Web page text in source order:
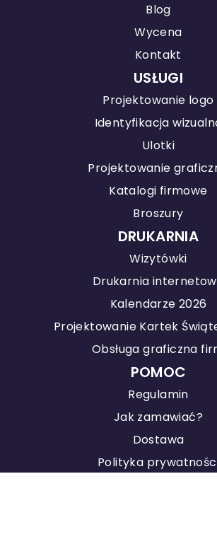
Blog
Wycena
Kontakt
USŁUGI
Projektowanie logo
Identyfikacja
Ulotki
Projektowanie
Katalogi firmowe
Broszury
DRUKARNIA
Wizytówki
Drukarnia
Kalendarze 2026
Projektowanie Kartek
Obsługa graficzna
POMOC
Regulamin
Jak zamawiać?
Dostawa
Polityka